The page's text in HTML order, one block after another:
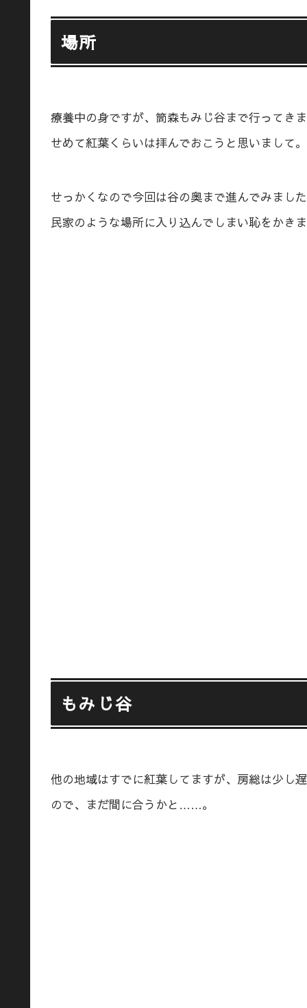
場所
療養中の身ですが、筒森もみじ谷まで行ってき
せめて紅葉くらいは拝んでおこうと思いまして。
せっかくなので今回は谷の奥まで進んでみまし
民家のような場所に入り込んでしまい恥をかき
もみじ谷
他の地域はすでに紅葉してますが、房総は少し
ので、まだ間に合うかと……。